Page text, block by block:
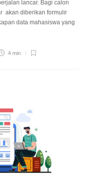
lancar. Bagi calon
akan diberikan formulir
data mahasiswa yang
4 min